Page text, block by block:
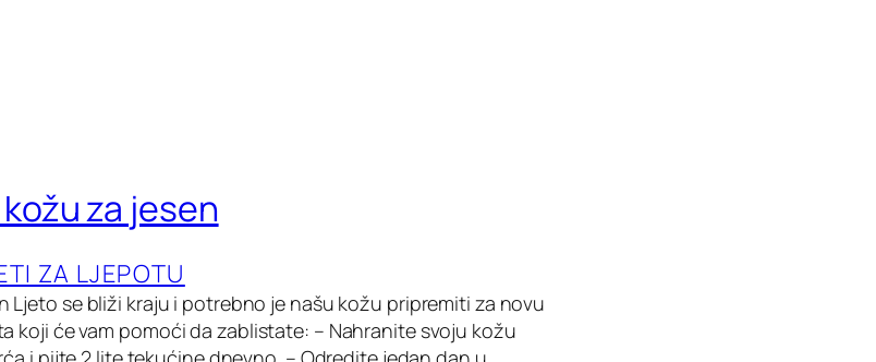
za jesen
ZA LJEPOTU
Ljeto se bliži kraju i potrebno je našu kožu pripremiti za novu
koji će vam pomoći da zablistate: – Nahranite svoju kožu